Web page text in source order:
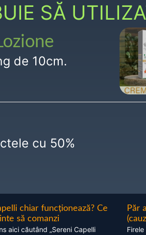
SĂ
de 10cm.
cu 50%
chiar funcționează? Ce
să comanzi
aici căutând „Sereni Capelli
Păr